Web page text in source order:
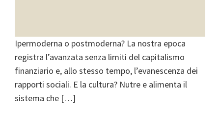
Ipermoderna o postmoderna? La nostra epoca
registra l’avanzata senza limiti del capitalismo
finanziario e, allo stesso tempo, l’evanescenza dei
rapporti sociali. E la cultura? Nutre e alimenta il
sistema che […]